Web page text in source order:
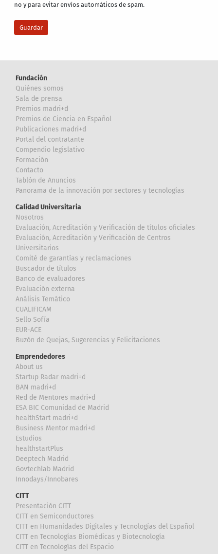
no y para evitar envíos automáticos de spam.
Fundación
Quiénes somos
Sala de prensa
Premios madri+d
Premios de Ciencia en Español
Publicaciones madri+d
Portal del contratante
Compendio legislativo
Formación
Contacto
Tablón de Anuncios
Panorama de la innovación por sectores y tecnologías
Calidad Universitaria
Nosotros
Evaluación, Acreditación y Verificación de títulos oficiales
Evaluación, Acreditación y Verificación de Centros
Universitarios
Comité de garantías y reclamaciones
Buscador de títulos
Banco de evaluadores
Evaluación externa
Análisis Temático
CUALIFICAM
Sello Sofía
EUR-ACE
Buzón de Quejas, Sugerencias y Felicitaciones
Emprendedores
About us
Startup Radar madri+d
BAN madri+d
Red de Mentores madri+d
ESA BIC Comunidad de Madrid
healthStart madri+d
Business Mentor madri+d
Estudios
healthstartPlus
Deeptech Madrid
Govtechlab Madrid
Innodays/Innobares
CITT
Presentación CITT
CITT en Semiconductores
CITT en Humanidades Digitales y Tecnologías del Español
CITT en Tecnologías Biomédicas y Biotecnología
CITT en Tecnologías del Espacio